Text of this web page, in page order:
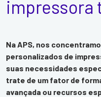
impressora
Na APS, nos
personalizados de
suas necessidades
trate de um fator de
avançada ou recursos